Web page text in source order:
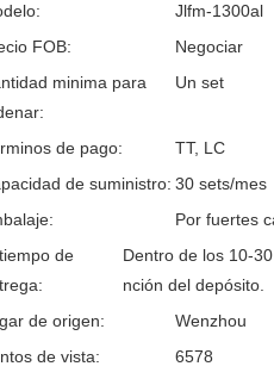
Jlfm-1300al
FOB:
Negociar
minima para
Un set
de pago:
TT, LC
de suministro: 30 sets/mes
Por fuertes
de
Dentro de los 10-
nción del depósito.
de origen:
Wenzhou
de vista:
6578